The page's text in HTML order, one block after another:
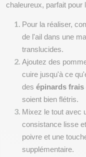
chaleureux, parfait pour
Pour la réaliser,
de l'ail dans une
translucides.
Ajoutez des
cuire jusqu'à ce
des épinards frais
soient bien flétris.
Mixez le tout avec
consistance lisse
poivre et une
supplémentaire.